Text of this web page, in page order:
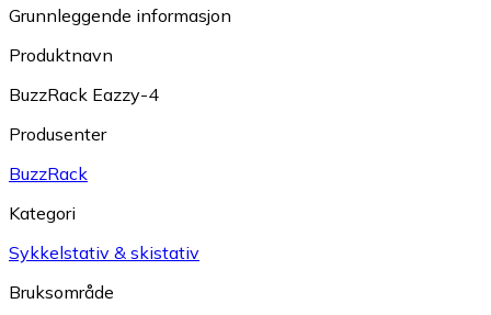
Grunnleggende informasjon
Produktnavn
BuzzRack Eazzy-4
Produsenter
BuzzRack
Kategori
Sykkelstativ & skistativ
Bruksområde